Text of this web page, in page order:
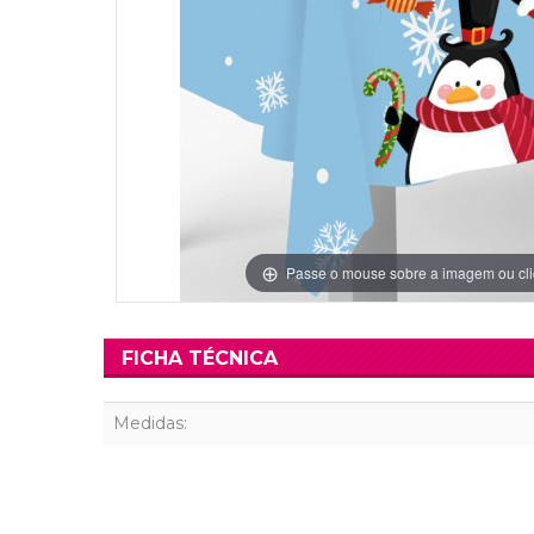
Ver MaisDecoração
Ver Mais
Ver Mais
Grinaldas
Ver Mais
Passe o mouse sobre a imagem ou
FICHA TÉCNICA
Medidas: